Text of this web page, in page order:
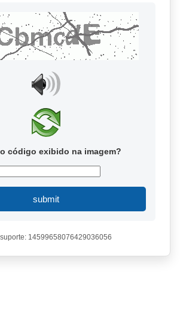
código exibido na imagem?
submit
suporte: 14599658076429036056